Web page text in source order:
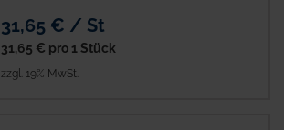
31,65 € / St
31,65 € pro 1 Stück
zzgl. 19% MwSt.